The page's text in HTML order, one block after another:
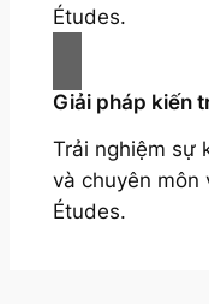
Études.
Giải pháp kiến
Trải nghiệm sự
và chuyên môn
Études.